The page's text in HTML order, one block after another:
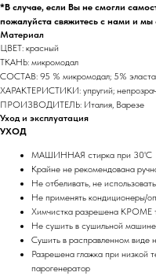
*В случае, если Вы не смогли
пожалуйста свяжитесь с нами и
Материал
ЦВЕТ: красный
ТКАНЬ: микромодал
СОСТАВ: 95 % микромодал; 5%
ХАРАКТЕРИСТИКИ: упругий;
ПРОИЗВОДИТЕЛЬ: Италия, Варезе
Уход и эксплуатация
УХОД
МАШИННАЯ стирка при 30'C
Крайне не рекомендована
Не отбеливать, не
Не применять кондиционеры/
Химчистка разрешена КРОМЕ
Не сушить в сушильной машине
Сушить в расправленном виде
Разрешена глажка при низкой
парогенератор